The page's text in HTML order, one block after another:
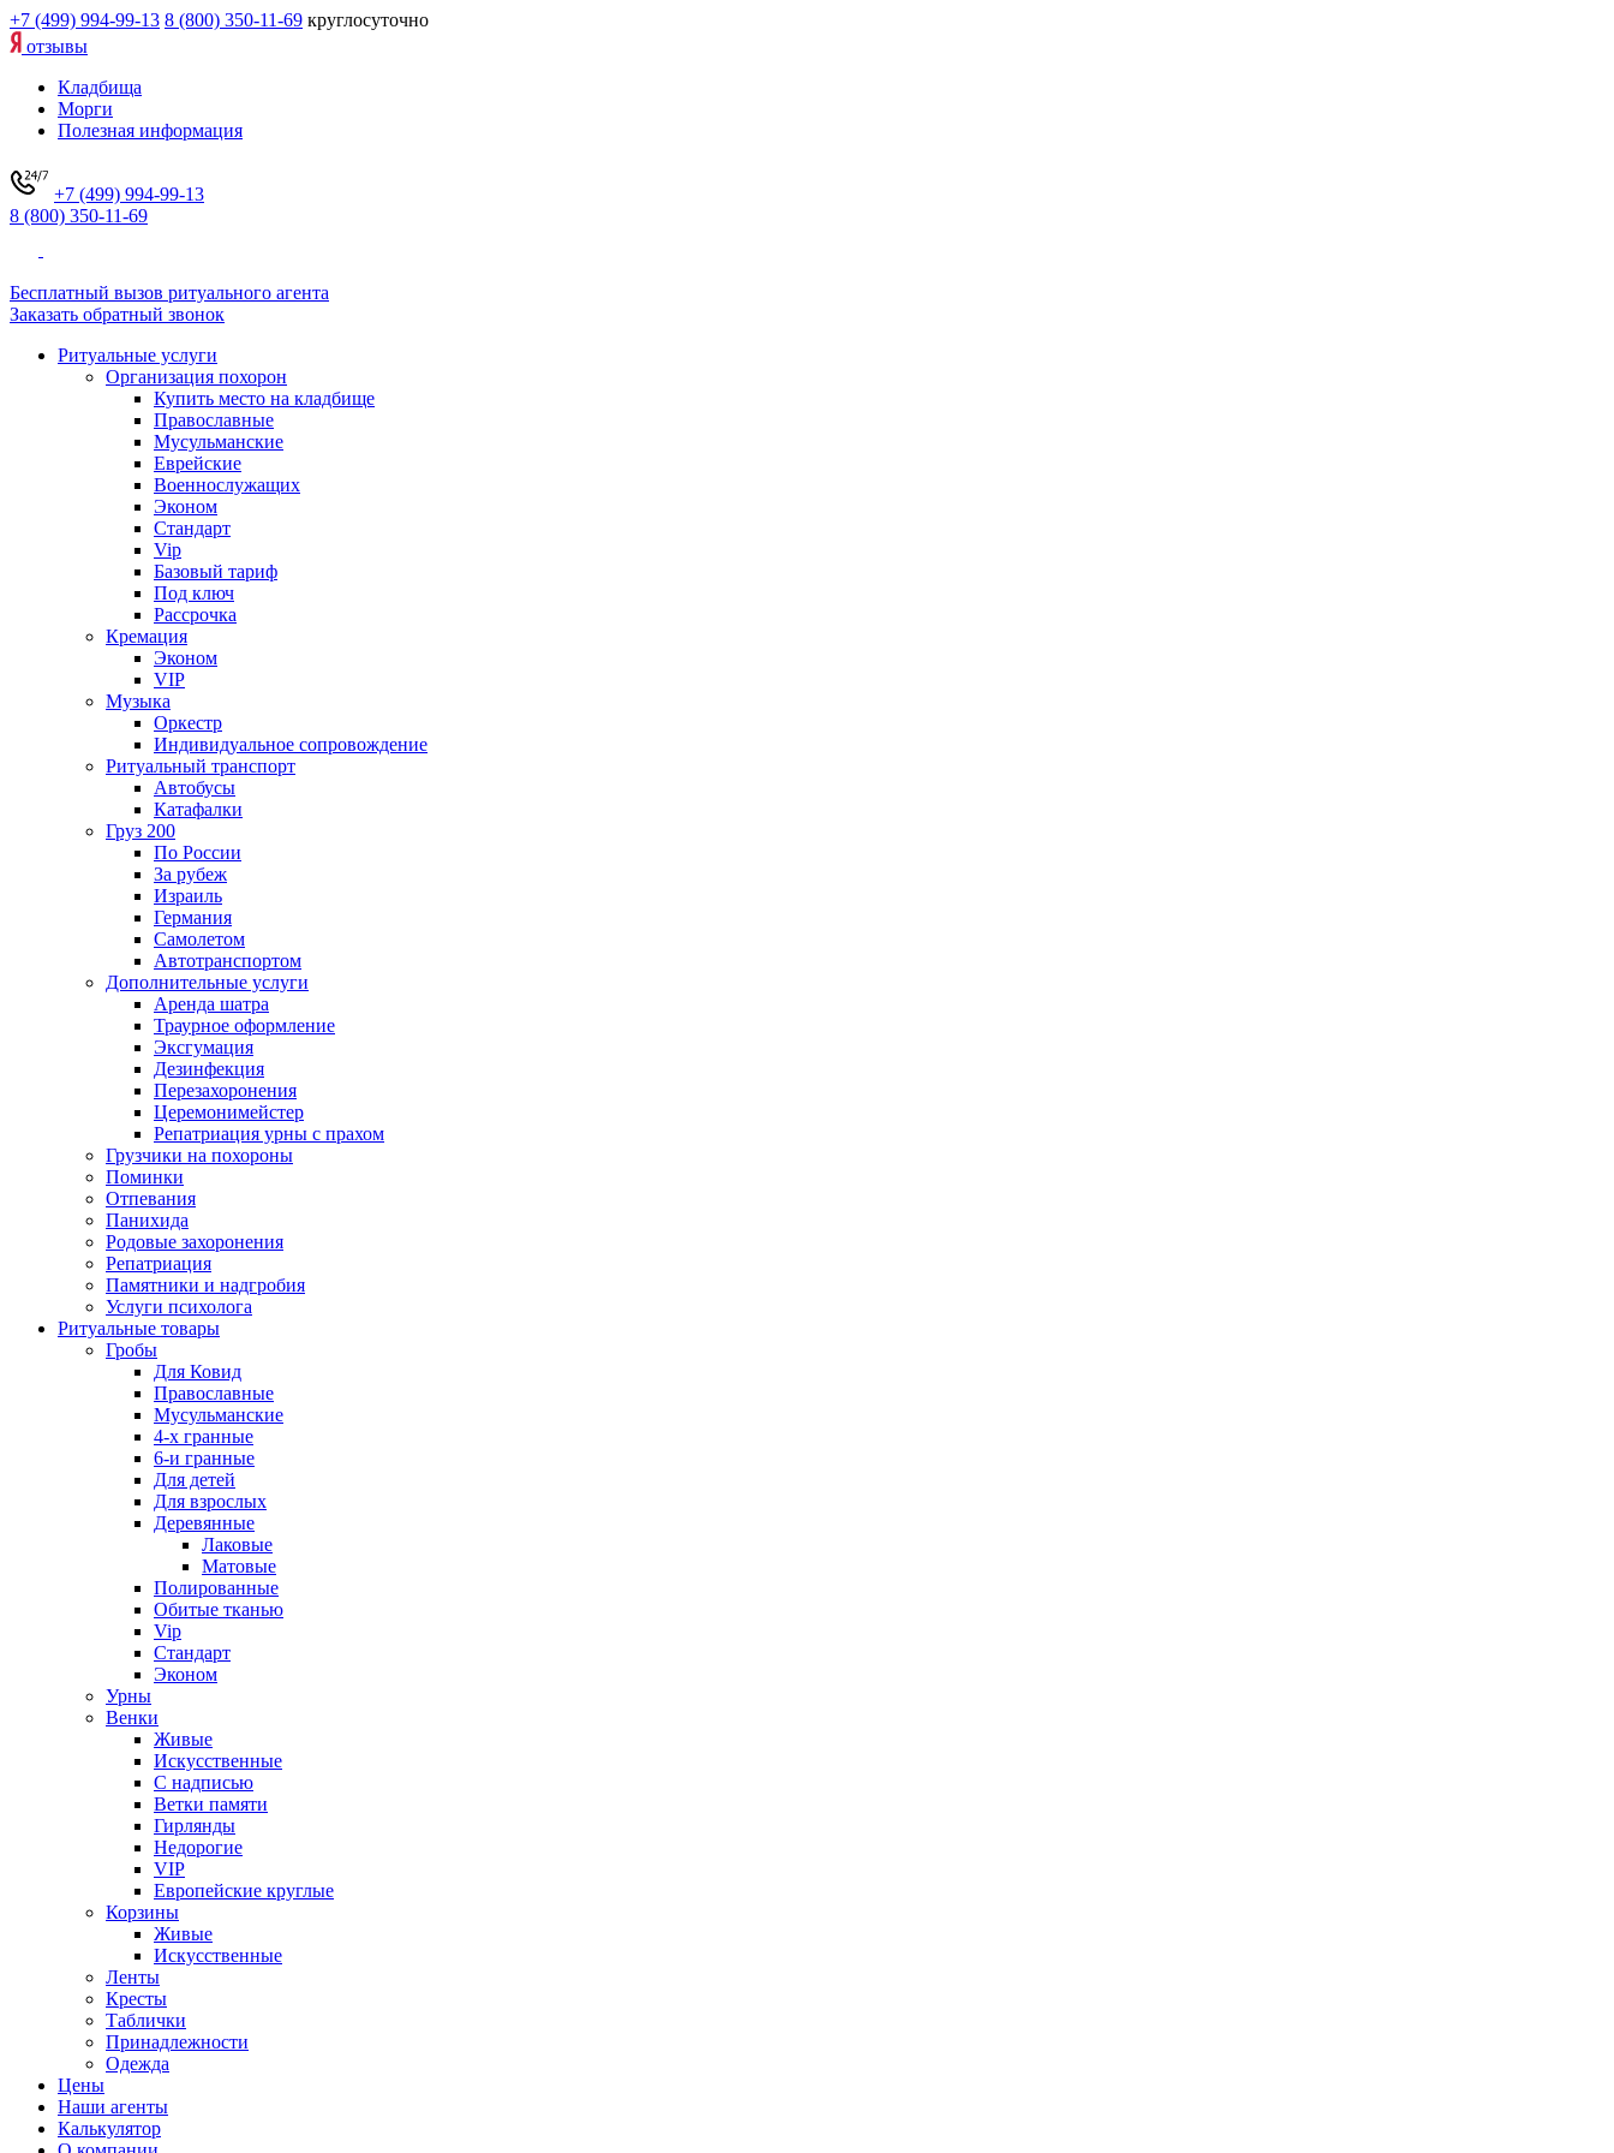
+7 (499) 994-99-13 8 (800) 350-11-69 круглосуточно
отзывы
Кладбища
Морги
Полезная информация
+7 (499) 994-99-13
8 (800) 350-11-69
Бесплатный вызов ритуального агента
Заказать обратный звонок
Ритуальные услуги
Организация похорон
Купить место на кладбище
Православные
Мусульманские
Еврейские
Военнослужащих
Эконом
Стандарт
Vip
Базовый тариф
Под ключ
Рассрочка
Кремация
Эконом
VIP
Музыка
Оркестр
Индивидуальное сопровождение
Ритуальный транспорт
Автобусы
Катафалки
Груз 200
По России
За рубеж
Израиль
Германия
Самолетом
Автотранспортом
Дополнительные услуги
Аренда шатра
Траурное оформление
Эксгумация
Дезинфекция
Перезахоронения
Церемонимейстер
Репатриация урны с прахом
Грузчики на похороны
Поминки
Отпевания
Панихида
Родовые захоронения
Репатриация
Памятники и надгробия
Услуги психолога
Ритуальные товары
Гробы
Для Ковид
Православные
Мусульманские
4-х гранные
6-и гранные
Для детей
Для взрослых
Деревянные
Лаковые
Матовые
Полированные
Обитые тканью
Vip
Стандарт
Эконом
Урны
Венки
Живые
Искусственные
С надписью
Ветки памяти
Гирлянды
Недорогие
VIP
Европейские круглые
Корзины
Живые
Искусственные
Ленты
Кресты
Таблички
Принадлежности
Одежда
Цены
Наши агенты
Калькулятор